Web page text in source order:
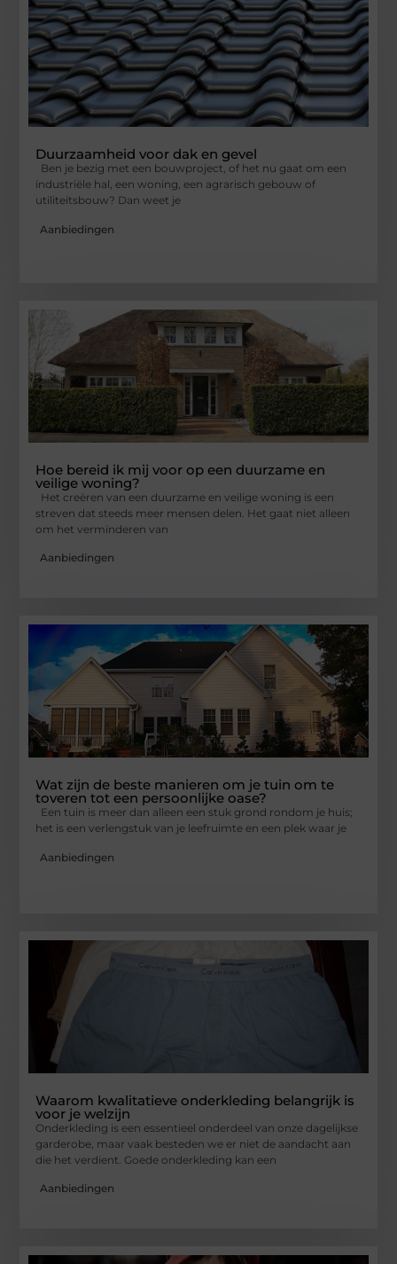
Duurzaamheid voor dak en gevel
Ben je bezig met een bouwproject, of het nu gaat om een
industriële hal, een woning, een agrarisch gebouw of
utiliteitsbouw? Dan weet je
Aanbiedingen
Hoe bereid ik mij voor op een duurzame en
veilige woning?
Het creëren van een duurzame en veilige woning is een
streven dat steeds meer mensen delen. Het gaat niet alleen
om het verminderen van
Aanbiedingen
Wat zijn de beste manieren om je tuin om te
toveren tot een persoonlijke oase?
Een tuin is meer dan alleen een stuk grond rondom je huis;
het is een verlengstuk van je leefruimte en een plek waar je
Aanbiedingen
Waarom kwalitatieve onderkleding belangrijk is
voor je welzijn
Onderkleding is een essentieel onderdeel van onze dagelijkse
garderobe, maar vaak besteden we er niet de aandacht aan
die het verdient. Goede onderkleding kan een
Aanbiedingen